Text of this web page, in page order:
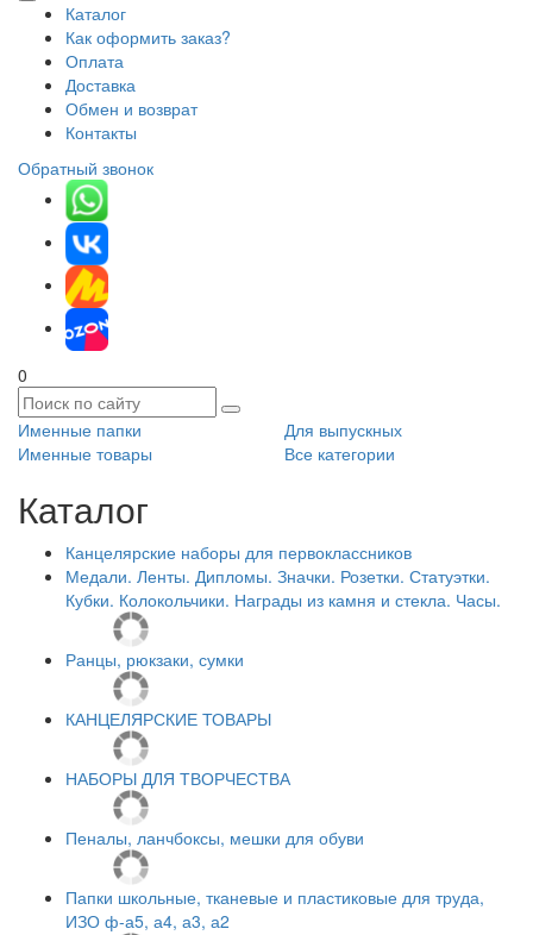
Каталог
Как оформить заказ?
Оплата
Доставка
Обмен и возврат
Контакты
Обратный звонок
0
Именные папки
Для выпускных
Именные товары
Все категории
Каталог
Канцелярские наборы для первоклассников
Медали. Ленты. Дипломы. Значки. Розетки. Статуэтки.
Кубки. Колокольчики. Награды из камня и стекла. Часы.
Ранцы, рюкзаки, сумки
КАНЦЕЛЯРСКИЕ ТОВАРЫ
НАБОРЫ ДЛЯ ТВОРЧЕСТВА
Пеналы, ланчбоксы, мешки для обуви
Папки школьные, тканевые и пластиковые для труда,
ИЗО ф-а5, а4, а3, а2